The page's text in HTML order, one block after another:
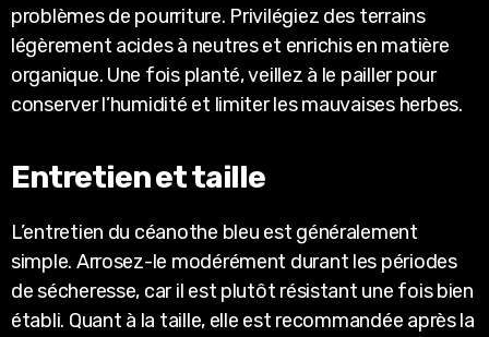
problèmes de pourriture. Privilégiez des terrains
légèrement acides à neutres et enrichis en matière
organique. Une fois planté, veillez à le pailler pour
conserver l’humidité et limiter les mauvaises herbes.
Entretien et taille
L’entretien du céanothe bleu est généralement
simple. Arrosez-le modérément durant les périodes
de sécheresse, car il est plutôt résistant une fois bien
établi. Quant à la taille, elle est recommandée après la